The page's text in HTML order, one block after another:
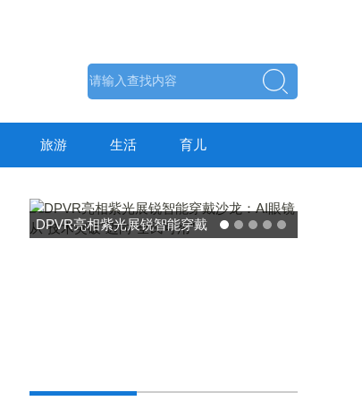
旅游 生活 育儿
亮相紫光展锐智能穿戴
东方药林"雪康保"